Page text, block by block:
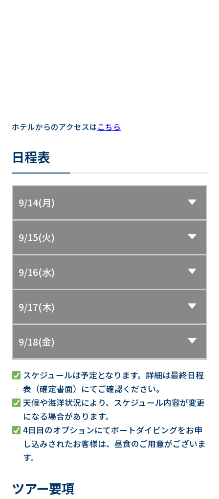
ホテルからのアクセスはこちら
日程表
9/14(月)
9/15(火)
9/16(水)
9/17(木)
9/18(金)
スケジュールは予定となります。詳細は最終日程
表（確定書面）にてご確認ください。
天候や海洋状況により、スケジュール内容が変更
になる場合があります。
4日目のオプションにてボートダイビングをお申
し込みされたお客様は、昼食のご用意がございま
す。
ツアー要項